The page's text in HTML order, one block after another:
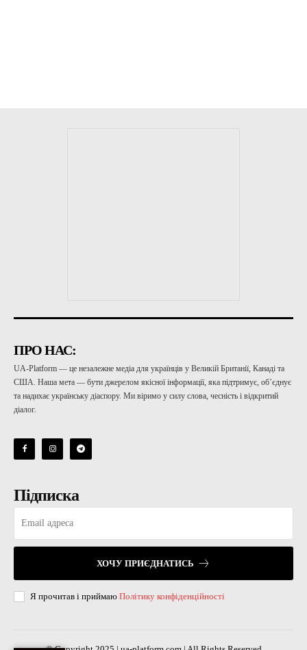
ПРО НАС:
UA-Platform — це незалежне медіа для українців у Великій Британії, Канаді та
США. Наша мета — бути джерелом якісної інформації, яка підтримує, об’єднує
та надихає українську діаспору. Ми віримо у силу слова, чесність і відкритий
діалог.
Підписка
ХОЧУ ПРИЄДНАТИСЬ
Я прочитав і приймаю Політику конфіденційності